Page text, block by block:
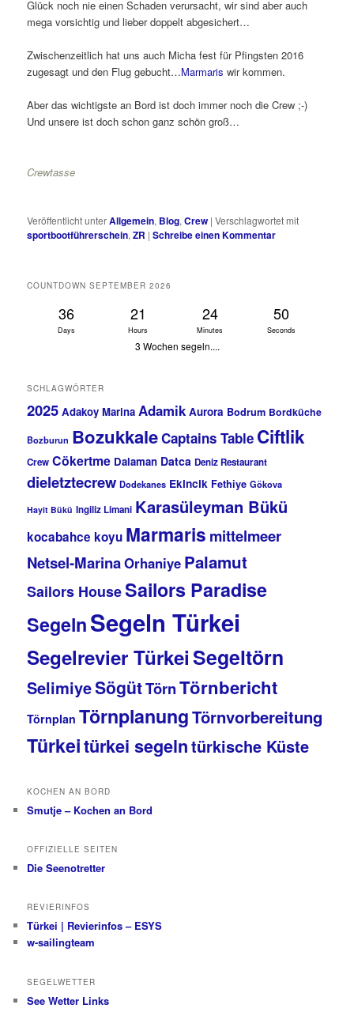
Glück noch nie einen Schaden verursacht, wir sind aber auch
mega vorsichtig und lieber doppelt abgesichert…
Zwischenzeitlich hat uns auch Micha fest für Pfingsten 2016
zugesagt und den Flug gebucht…Marmaris wir kommen.
Aber das wichtigste an Bord ist doch immer noch die Crew ;-)
Und unsere ist doch schon ganz schön groß…
Crewtasse
Veröffentlicht unterAllgemein, Blog,Crew |Verschlagwortet mit
sportbootführerschein,ZR |Schreibe einen Kommentar
COUNTDOWN SEPTEMBER 2026
36
Days
21
Hours
24
Minutes
49
Seconds
3 Wochen segeln....
SCHLAGWÖRTER
2025 Adakoy Marina Adamik Aurora Bodrum Bordküche
Bozburun BozukkaleCaptains Table Ciftlik
Crew Cökertme Dalaman Datca Deniz Restaurant
dieletztecrew Dodekanes Ekincik Fethiye Gökova
Hayit Bükü Ingiliz Limani Karasüleyman Bükü
kocabahce koyu Marmaris mittelmeer
Netsel-MarinaOrhaniye Palamut
Sailors HouseSailors Paradise
SegelnSegeln Türkei
Segelrevier TürkeiSegeltörn
SelimiyeSögütTörnTörnbericht
Törnplan TörnplanungTörnvorbereitung
Türkeitürkei segelntürkische Küste
KOCHEN AN BORD
Smutje – Kochen an Bord
OFFIZIELLE SEITEN
Die Seenotretter
REVIERINFOS
Türkei | Revierinfos – ESYS
w-sailingteam
SEGELWETTER
See Wetter Links